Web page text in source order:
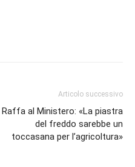
Articolo successivo
Raffa al Ministero: «La piastra
del freddo sarebbe un
toccasana per l’agricoltura»